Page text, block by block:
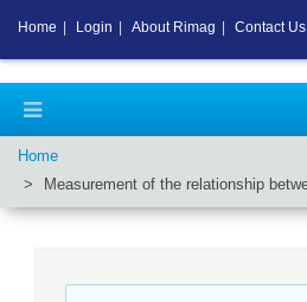
Home
Measurement of the relationship
Home Login About Rimag Contact Us